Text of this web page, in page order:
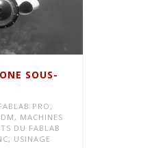
SOUS-
PRO,
, MACHINES
DU FABLAB
, USINAGE